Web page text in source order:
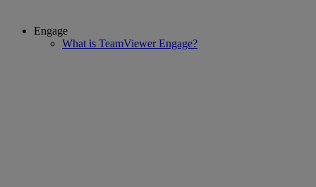
Engage
What is TeamViewer Engage?